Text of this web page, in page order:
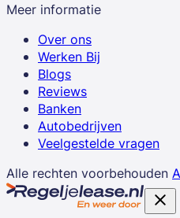
Meer informatie
Over ons
Werken Bij
Blogs
Reviews
Banken
Autobedrijven
Veelgestelde vragen
Alle rechten voorbehouden